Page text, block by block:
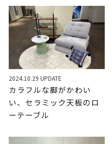
2024.10.29 UPDATE
カラフルな脚がかわい
い、セラミック天板のロ
ーテーブル